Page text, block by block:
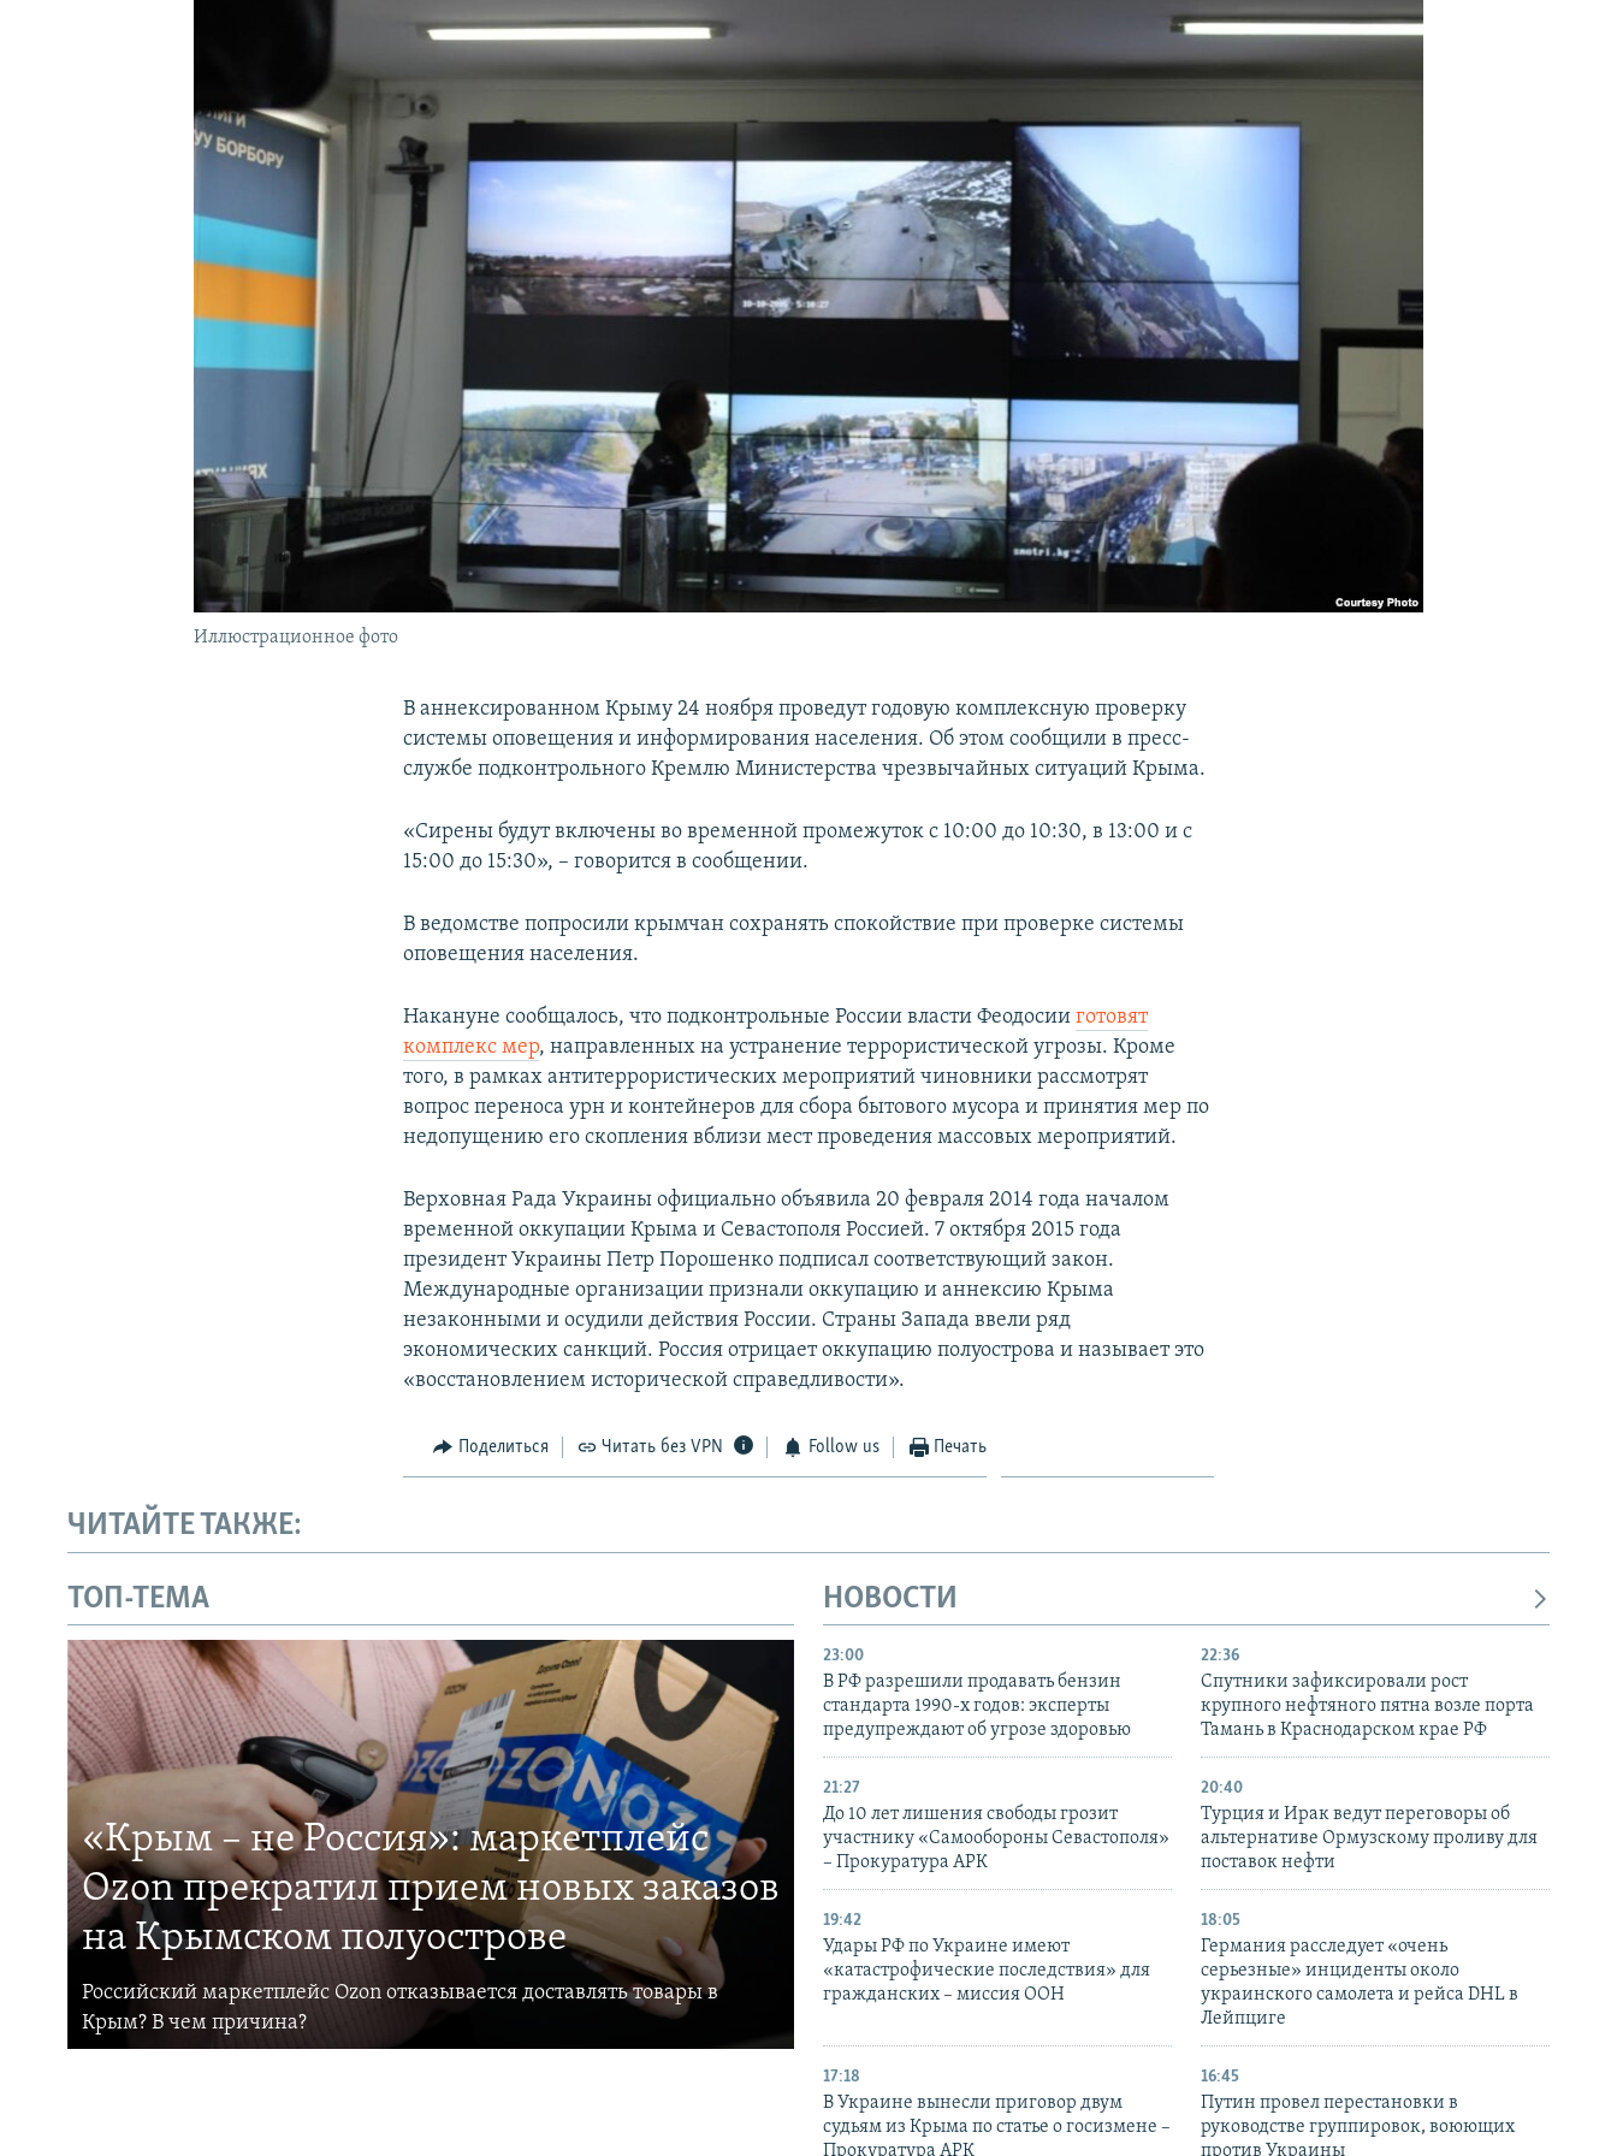
УКРАИНСКАЯ ПРОБЛЕМА КРЫМА
Иллюстрационное фото
В аннексированном Крыму 24 ноября проведут годовую комплексную проверку
системы оповещения и информирования населения. Об этом сообщили в пресс-
службе подконтрольного Кремлю Министерства чрезвычайных ситуаций Крыма.
«Сирены будут включены во временной промежуток с 10:00 до 10:30, в 13:00 и с
15:00 до 15:30», – говорится в сообщении.
В ведомстве попросили крымчан сохранять спокойствие при проверке системы
оповещения населения.
Накануне сообщалось, что подконтрольные России власти Феодосииготовят
комплекс мер, направленных на устранение террористической угрозы. Кроме
того, в рамках антитеррористических мероприятий чиновники рассмотрят
вопрос переноса урн и контейнеров для сбора бытового мусора и принятия мер по
недопущению его скопления вблизи мест проведения массовых мероприятий.
Верховная Рада Украины официально объявила 20 февраля 2014 года началом
временной оккупации Крыма и Севастополя Россией. 7 октября 2015 года
президент Украины Петр Порошенко подписал соответствующий закон.
Международные организации признали оккупацию и аннексию Крыма
незаконными и осудили действия России. Страны Запада ввели ряд
экономических санкций. Россия отрицает оккупацию полуострова и называет это
«восстановлением исторической справедливости».
Поделиться Читать без VPN Follow us Печать
ЧИТАЙТЕ ТАКЖЕ:
ТОП-ТЕМА
«Крым – не Россия»: маркетплейс
Ozon прекратил прием новых заказов
на Крымском полуострове
Российский маркетплейс Ozon отказывается доставлять товары в
Крым? В чем причина?
НОВОСТИ
23:00
В РФ разрешили продавать бензин
стандарта 1990-х годов: эксперты
предупреждают об угрозе здоровью
22:36
Спутники зафиксировали рост
крупного нефтяного пятна возле порта
Тамань в Краснодарском крае РФ
21:27
До 10 лет лишения свободы грозит
участнику «Самообороны Севастополя»
– Прокуратура АРК
20:40
Турция и Ирак ведут переговоры об
альтернативе Ормузскому проливу для
поставок нефти
19:42
Удары РФ по Украине имеют
«катастрофические последствия» для
гражданских – миссия ООН
18:05
Германия расследует «очень
серьезные» инциденты около
украинского самолета и рейса DHL в
Лейпциге
17:18
В Украине вынесли приговор двум
судьям из Крыма по статье о госизмене –
Прокуратура АРК
16:45
Путин провел перестановки в
руководстве группировок, воюющих
против Украины